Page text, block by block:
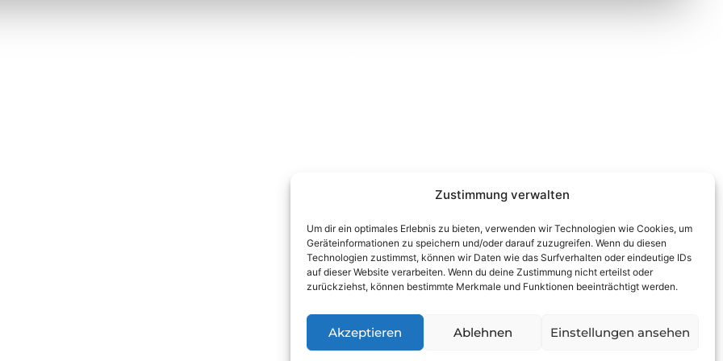
Zustimmung verwalten
Um dir ein optimales Erlebnis zu bieten, verwenden wir Technologien wie Cookies, um
Geräteinformationen zu speichern und/oder darauf zuzugreifen. Wenn du diesen
Technologien zustimmst, können wir Daten wie das Surfverhalten oder eindeutige IDs
auf dieser Website verarbeiten. Wenn du deine Zustimmung nicht erteilst oder
zurückziehst, können bestimmte Merkmale und Funktionen beeinträchtigt werden.
Akzeptieren Ablehnen Einstellungen ansehen